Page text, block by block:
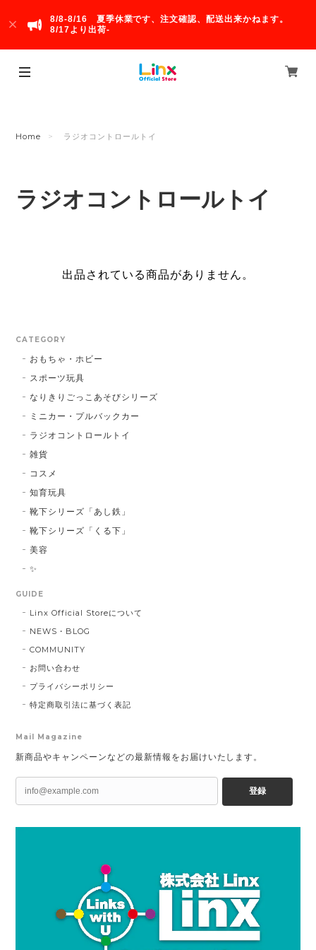
8/8-8/16 夏季休業です、注文確認、配送出来かねます。
8/17より出荷-
Home ラジオコントロールトイ
ラジオコントロールトイ
出品されている商品がありません。
CATEGORY
おもちゃ・ホビー
スポーツ玩具
なりきりごっこあそびシリーズ
ミニカー・プルバックカー
ラジオコントロールトイ
雑貨
コスメ
知育玩具
靴下シリーズ「あし鉄」
靴下シリーズ「くる下」
美容
✨
GUIDE
Linx Official Storeについて
NEWS・BLOG
COMMUNITY
お問い合わせ
プライバシーポリシー
特定商取引法に基づく表記
Mail Magazine
新商品やキャンペーンなどの最新情報をお届けいたします。
登録